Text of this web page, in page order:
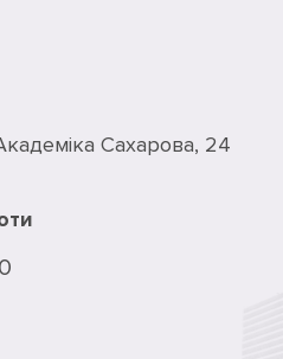
Сахарова, 24